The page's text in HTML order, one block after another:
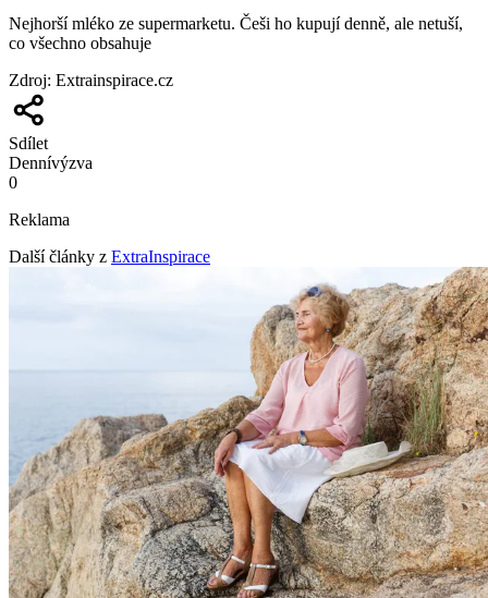
Nejhorší mléko ze supermarketu. Češi ho kupují denně, ale netuší,
co všechno obsahuje
Zdroj: Extrainspirace.cz
Sdílet
Dennívýzva
0
Reklama
Další články z ExtraInspirace